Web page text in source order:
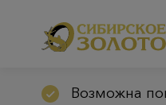
Возможна